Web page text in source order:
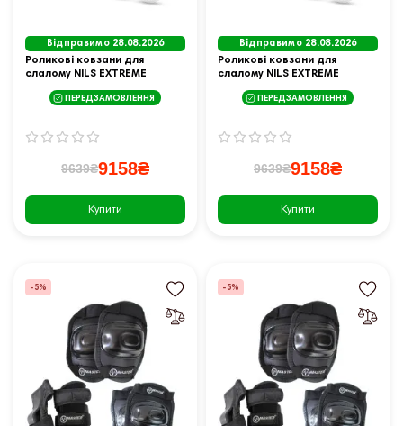
Відправимо 28.08.2026
Роликові ковзани для
слалому NILS EXTREME
NA1601 SLAYD розмір 45,
чорні
ПЕРЕДЗАМОВЛЕННЯ
9639₴9158₴
Купити
Відправимо 28.08.2026
Роликові ковзани для
слалому NILS EXTREME
NA1601 SLAYD розмір 46,
чорні
ПЕРЕДЗАМОВЛЕННЯ
9639₴9158₴
Купити
-5% -5%